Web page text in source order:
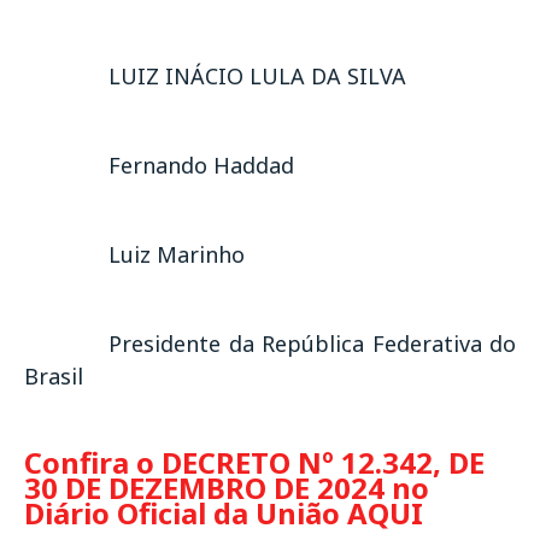
LUIZ INÁCIO LULA DA SILVA
Fernando Haddad
Luiz Marinho
Presidente da República Federativa do
Brasil
Confira o DECRETO Nº 12.342, DE
30 DE DEZEMBRO DE 2024 no
Diário Oficial da União AQUI